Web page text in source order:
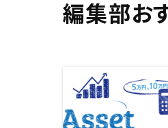
編集部お